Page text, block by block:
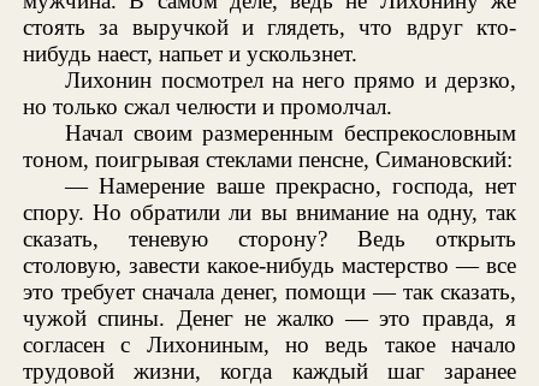
стоять за выручкой и глядеть, что вдруг кто-
нибудь наест, напьет и ускользнет.
Лихонин посмотрел на него прямо и дерзко,
но только сжал челюсти и промолчал.
Начал своим размеренным беспрекословным
тоном, поигрывая стеклами пенсне, Симановский:
— Намерение ваше прекрасно, господа, нет
спору. Но обратили ли вы внимание на одну, так
сказать, теневую сторону? Ведь открыть
столовую, завести какое-нибудь мастерство — все
это требует сначала денег, помощи — так сказать,
чужой спины. Денег не жалко — это правда, я
согласен с Лихониным, но ведь такое начало
трудовой жизни, когда каждый шаг заранее